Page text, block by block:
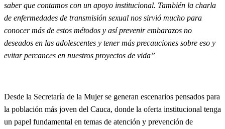
saber que contamos con un apoyo institucional. También la charla
de enfermedades de transmisión sexual nos sirvió mucho para
conocer más de estos métodos y así prevenir embarazos no
deseados en las adolescentes y tener más precauciones sobre eso y
evitar percances en nuestros proyectos de vida”
Desde la Secretaría de la Mujer se generan escenarios pensados para
la población más joven del Cauca, donde la oferta institucional tenga
un papel fundamental en temas de atención y prevención de